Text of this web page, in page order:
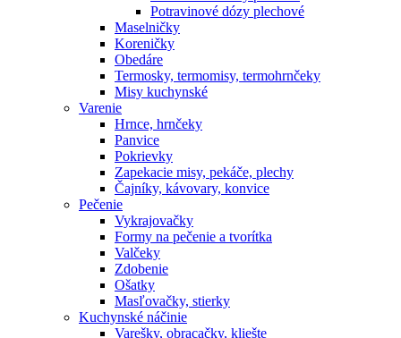
Potravinové dózy plechové
Maselničky
Koreničky
Obedáre
Termosky, termomisy, termohrnčeky
Misy kuchynské
Varenie
Hrnce, hrnčeky
Panvice
Pokrievky
Zapekacie misy, pekáče, plechy
Čajníky, kávovary, konvice
Pečenie
Vykrajovačky
Formy na pečenie a tvorítka
Valčeky
Zdobenie
Ošatky
Masľovačky, stierky
Kuchynské náčinie
Varešky, obracačky, kliešte